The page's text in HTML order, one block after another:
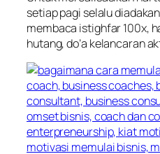
setiap pagi selalu
membaca istighfar 100x,
hutang, do’a kelancaran